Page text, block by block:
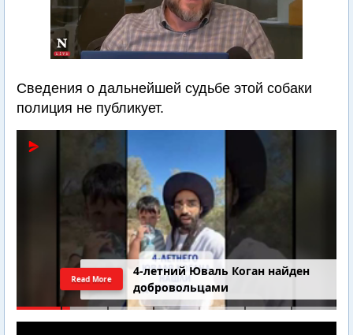
Сведения о дальнейшей судьбе этой собаки
полиция не публикует.
4-летний Юваль Коган найден
добровольцами
Read More